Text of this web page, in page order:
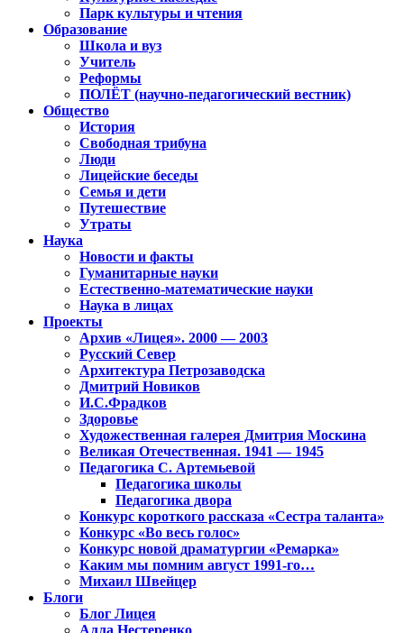
Парк культуры и чтения
Образование
Школа и вуз
Учитель
Реформы
ПОЛЁТ (научно-педагогический вестник)
Общество
История
Свободная трибуна
Люди
Лицейские беседы
Семья и дети
Путешествие
Утраты
Наука
Новости и факты
Гуманитарные науки
Естественно-математические науки
Наука в лицах
Проекты
Архив «Лицея». 2000 — 2003
Русский Север
Архитектура Петрозаводска
Дмитрий Новиков
И.С.Фрадков
Здоровье
Художественная галерея Дмитрия Москина
Великая Отечественная. 1941 — 1945
Педагогика С. Артемьевой
Педагогика школы
Педагогика двора
Конкурс короткого рассказа «Сестра таланта»
Конкурс «Во весь голос»
Конкурс новой драматургии «Ремарка»
Каким мы помним август 1991-го…
Михаил Швейцер
Блоги
Блог Лицея